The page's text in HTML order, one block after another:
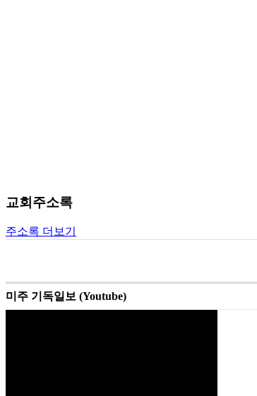
교회주소록
주소록 더보기
미주 기독일보 (Youtube)